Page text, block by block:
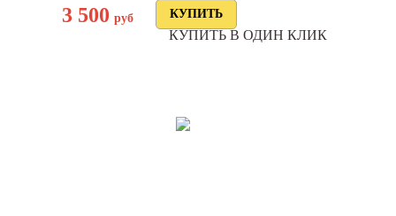
3 500 руб
КУПИТЬ В ОДИН КЛИК